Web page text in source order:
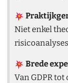
Niet enkel
Brede
Van GDPR